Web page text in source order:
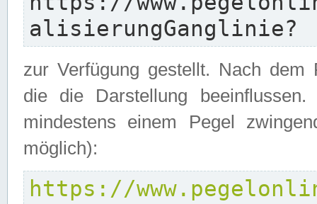
alisierungGanglinie?
zur Verfügung gestellt. Nach dem
die die Darstellung
mindestens einem Pegel
möglich):
https://